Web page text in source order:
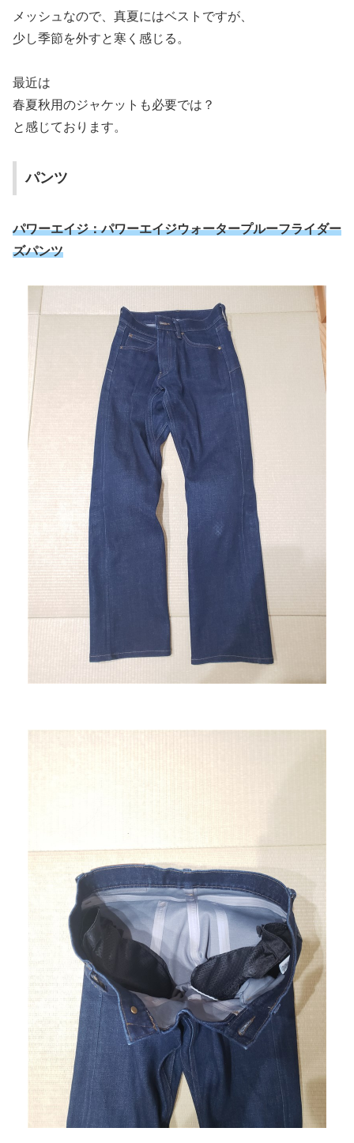
メッシュなので、真夏にはベストですが、
少し季節を外すと寒く感じる。
最近は
春夏秋用のジャケットも必要では？
と感じております。
パンツ
パワーエイジ：パワーエイジウォータープルーフライダー
ズパンツ